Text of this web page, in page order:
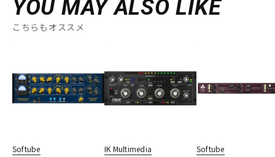
YOU MAY ALSO LIKE
こちらもオススメ
Softube IK Multimedia Softube